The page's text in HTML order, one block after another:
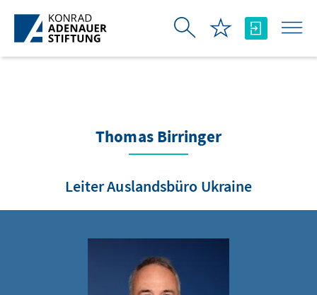
Skip to Main Content
Thomas Birringer
Leiter Auslandsbüro Ukraine